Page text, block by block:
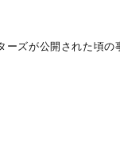
ーズが公開された頃の